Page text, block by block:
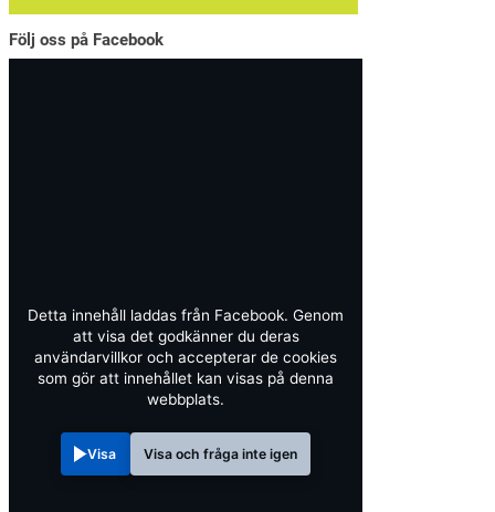
Följ oss på Facebook
Detta innehåll laddas från Facebook. Genom
att visa det godkänner du deras
användarvillkor och accepterar de cookies
som gör att innehållet kan visas på denna
webbplats.
Visa Visa och fråga inte igen